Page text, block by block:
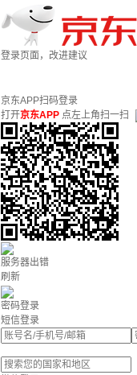
登录页面，改进建议
京东APP扫码登录
打开京东APP 点左上角扫一扫
服务器出错
刷新
密码登录
短信登录